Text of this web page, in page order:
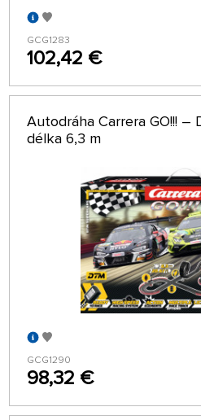
GCG1283
102,42 €
Autodráha Carrera GO!!! –
délka 6,3 m
GCG1290
98,32 €